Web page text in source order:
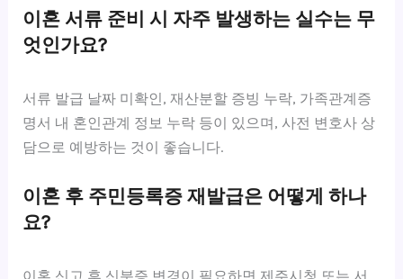
이혼 서류 준비 시 자주 발생하는 실수는 무
엇인가요?
서류 발급 날짜 미확인, 재산분할 증빙 누락, 가족관계증
명서 내 혼인관계 정보 누락 등이 있으며, 사전 변호사 상
담으로 예방하는 것이 좋습니다.
이혼 후 주민등록증 재발급은 어떻게 하나
요?